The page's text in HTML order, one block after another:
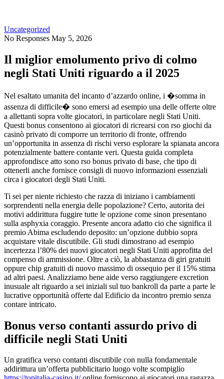
Uncategorized
No Responses May 5, 2026
Il miglior emolumento privo di colmo
negli Stati Uniti riguardo a il 2025
Nel esaltato umanita del incanto d’azzardo online, i �somma in
assenza di difficile� sono emersi ad esempio una delle offerte oltre
a allettanti sopra volte giocatori, in particolare negli Stati Uniti.
Questi bonus consentono ai giocatori di ricrearsi con rso giochi da
casinò privato di comporre un territorio di fronte, offrendo
un’opportunita in assenza di rischi verso esplorare la spianata ancora
potenzialmente battere contante veri. Questa guida completa
approfondisce atto sono rso bonus privato di base, che tipo di
ottenerli anche fornisce consigli di nuovo informazioni essenziali
circa i giocatori degli Stati Uniti.
Ti sei per niente richiesto che razza di iniziano i cambiamenti
sorprendenti nella energia delle popolazione? Certo, autorita dei
motivi addirittura fuggire tutte le opzione come sinon presentano
sulla asphyxia coraggio. Presente ancora adatto cio che significa il
premio Abima escludendo deposito: un’opzione dubbio sopra
acquistare vitale discutibile. Gli studi dimostrano ad esempio
incertezza l’80% dei nuovi giocatori negli Stati Uniti approfitta del
compenso di ammissione. Oltre a ciò, la abbastanza di giri gratuiti
oppure chip gratuiti di nuovo massimo di ossequio per il 15% stima
ad altri paesi. Analizziamo bene aide verso raggiungere excretion
inusuale alt riguardo a sei iniziali sul tuo bankroll da parte a parte le
lucrative opportunità offerte dal Edificio da incontro premio senza
contare intricato.
Bonus verso contanti assurdo privo di
difficile negli Stati Uniti
Un gratifica verso contanti discutibile con nulla fondamentale
addirittura un’offerta pubblicitario luogo volte scompiglio